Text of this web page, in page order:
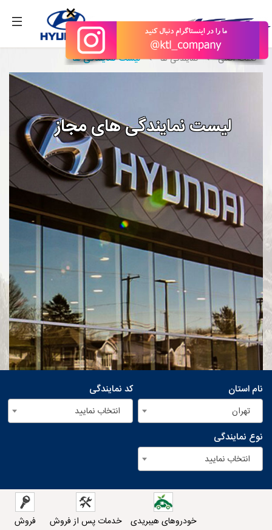
×
صفحه اصلی نمایندگی ها لیست نمایندگی ها
لیست نمایندگی های مجاز
نام استان
تهران
کد نمایندگی
انتخاب نمایید
نوع نمایندگی
انتخاب نمایید
فروش خدمات پس از فروش خودروهای هیبریدی